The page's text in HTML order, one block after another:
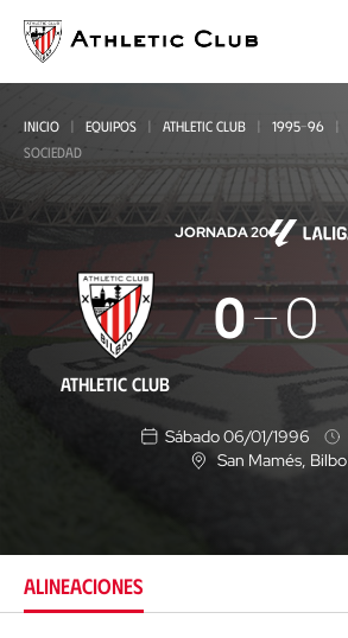
contenido
principal
INICIO EQUIPOS ATHLETIC CLUB 1995-96
SOCIEDAD
JORNADA 20
Athletic
Club
-
ATHLETIC CLUB
0 0
Sábado 06/01/1996
U
ó
San Mamés , Bilbo
ALINEACIONES